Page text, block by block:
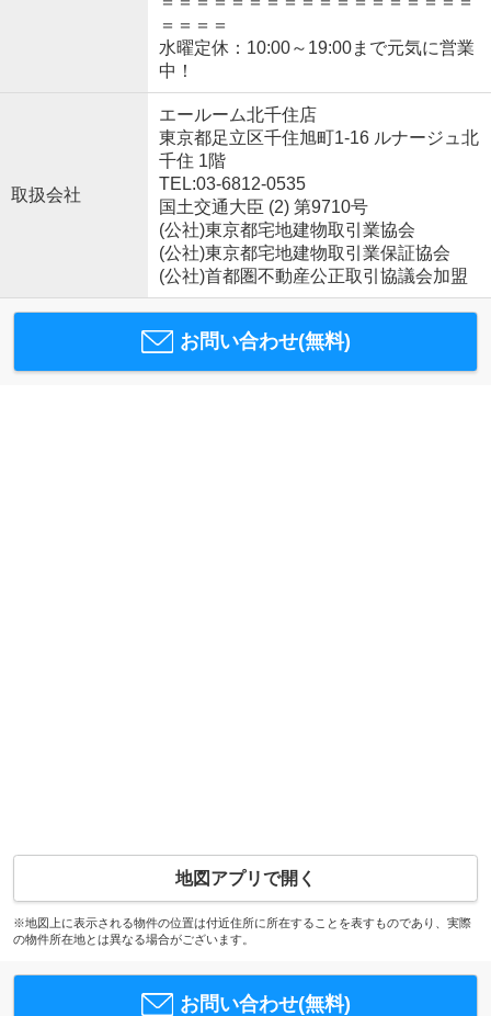
＝＝＝＝
水曜定休：10:00～19:00まで元気に営業
中！
取扱会社
エールーム北千住店
東京都足立区千住旭町1-16 ルナージュ北
千住 1階
TEL:03-6812-0535
国土交通大臣 (2) 第9710号
(公社)東京都宅地建物取引業協会
(公社)東京都宅地建物取引業保証協会
(公社)首都圏不動産公正取引協議会加盟
お問い合わせ(無料)
地図アプリで開く
※地図上に表示される物件の位置は付近住所に所在することを表すものであり、実際
の物件所在地とは異なる場合がございます。
お問い合わせ(無料)